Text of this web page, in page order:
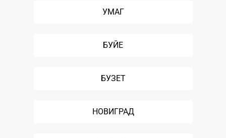
УМАГ
БУЙЕ
БУЗЕТ
НОВИГРАД